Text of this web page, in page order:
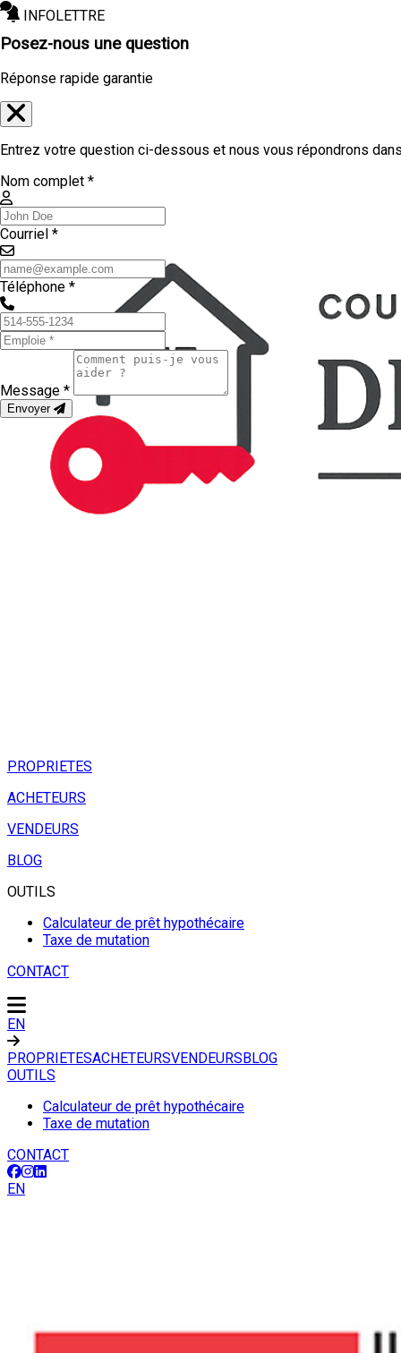
INFOLETTRE
PROPRIETES
ACHETEURS
VENDEURS
BLOG
OUTILS
Calculateur de prêt hypothécaire
Taxe de mutation
CONTACT
EN
PROPRIETESACHETEURSVENDEURSBLOG
OUTILS
Calculateur de prêt hypothécaire
Taxe de mutation
CONTACT
EN
Posez-nous une question
Réponse rapide garantie
Entrez votre question ci-dessous et nous vous répondrons
Nom complet *
Courriel *
Téléphone *
Message *
Envoyer